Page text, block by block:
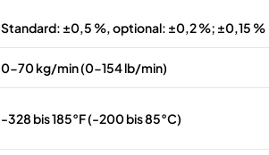
Standard: ±0,5 %, optional: ±0,2 %; ±0,15 %
0-70 kg/min (0-154 lb/min)
-328 bis 185°F (-200 bis 85°C)